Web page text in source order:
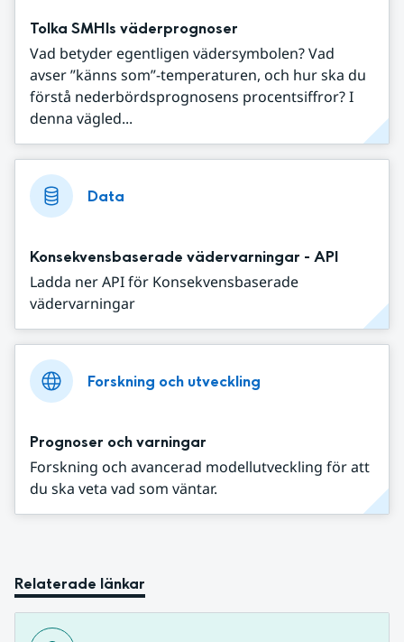
Tolka SMHIs väderprognoser
Vad betyder egentligen vädersymbolen? Vad
avser ”känns som”-temperaturen, och hur ska du
förstå nederbördsprognosens procentsiffror? I
denna vägled...
Data
Konsekvensbaserade vädervarningar - API
Ladda ner API för Konsekvensbaserade
vädervarningar
Forskning och utveckling
Prognoser och varningar
Forskning och avancerad modellutveckling för att
du ska veta vad som väntar.
Relaterade länkar